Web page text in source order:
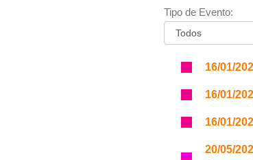
Tipo de Evento:
16/01/
16/01/
16/01/
20/05/